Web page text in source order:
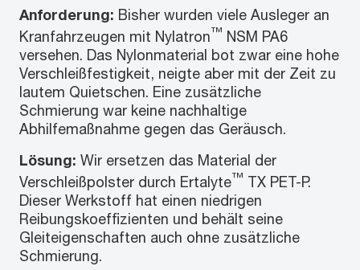
Anforderung: Bisher wurden viele Ausleger an
Kranfahrzeugen mit Nylatron™ NSM PA6
versehen. Das Nylonmaterial bot zwar eine hohe
Verschleißfestigkeit, neigte aber mit der Zeit zu
lautem Quietschen. Eine zusätzliche
Schmierung war keine nachhaltige
Abhilfemaßnahme gegen das Geräusch.
Lösung: Wir ersetzen das Material der
Verschleißpolster durch Ertalyte™ TX PET-P.
Dieser Werkstoff hat einen niedrigen
Reibungskoeffizienten und behält seine
Gleiteigenschaften auch ohne zusätzliche
Schmierung.